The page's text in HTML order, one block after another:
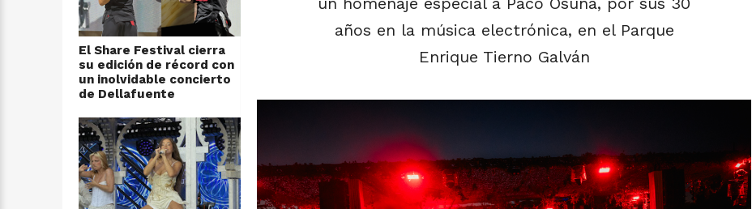
El Share Festival cierra
su edición de récord con
un inolvidable concierto
de Dellafuente
años en la música electrónica, en el Parque
Enrique Tierno Galván